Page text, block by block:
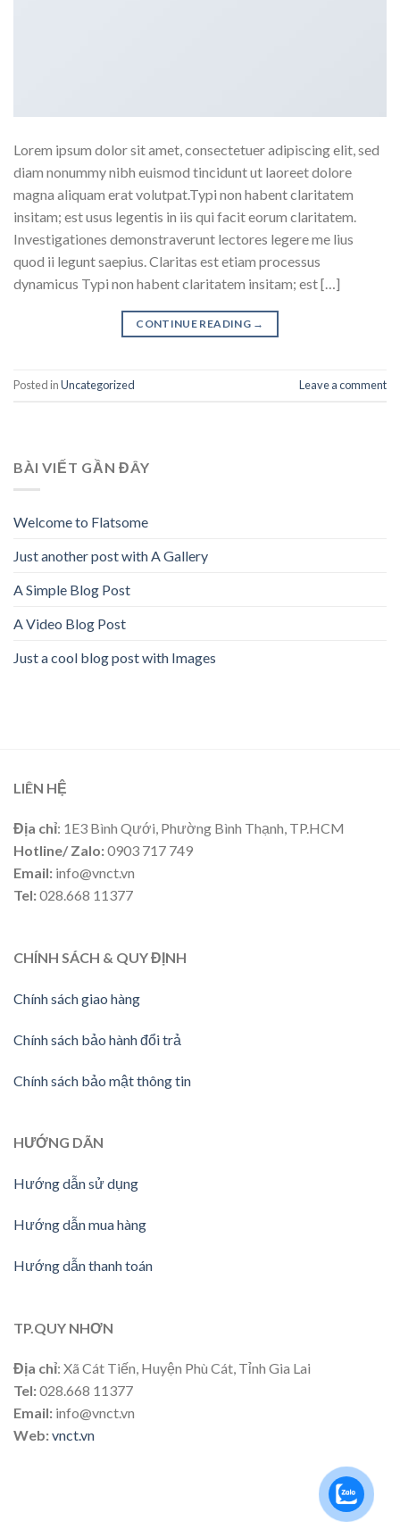
Lorem ipsum dolor sit amet, consectetuer adipiscing elit, sed
diam nonummy nibh euismod tincidunt ut laoreet dolore
magna aliquam erat volutpat.Typi non habent claritatem
insitam; est usus legentis in iis qui facit eorum claritatem.
Investigationes demonstraverunt lectores legere me lius
quod ii legunt saepius. Claritas est etiam processus
dynamicus Typi non habent claritatem insitam; est […]
CONTINUE READING →
Posted inUncategorized Leave a comment
BÀI VIẾT GẦN ĐÂY
Welcome to Flatsome
Just another post with A Gallery
A Simple Blog Post
A Video Blog Post
Just a cool blog post with Images
LIÊN HỆ
Địa chỉ: 1E3 Bình Qưới, Phường Bình Thạnh, TP.HCM
Hotline/ Zalo:0903 717 749
Email: info@vnct.vn
Tel:028.668 11377
CHÍNH SÁCH & QUY ĐỊNH
Chính sách giao hàng
Chính sách bảo hành đổi trả
Chính sách bảo mật thông tin
HƯỚNG DÃN
Hướng dẫn sử dụng
Hướng dẫn mua hàng
Hướng dẫn thanh toán
TP.QUY NHƠN
Địa chỉ: Xã Cát Tiến, Huyện Phù Cát, Tỉnh Gia Lai
Tel:028.668 11377
Email: info@vnct.vn
Web:vnct.vn